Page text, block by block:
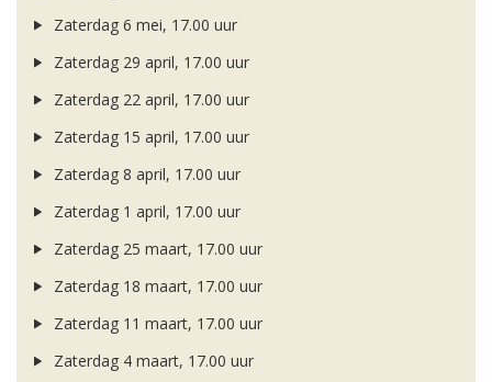
Zaterdag 6 mei, 17.00 uur
Zaterdag 29 april, 17.00 uur
Zaterdag 22 april, 17.00 uur
Zaterdag 15 april, 17.00 uur
Zaterdag 8 april, 17.00 uur
Zaterdag 1 april, 17.00 uur
Zaterdag 25 maart, 17.00 uur
Zaterdag 18 maart, 17.00 uur
Zaterdag 11 maart, 17.00 uur
Zaterdag 4 maart, 17.00 uur